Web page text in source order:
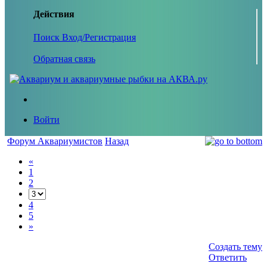
Действия
Поиск Вход/Регистрация
Обратная связь
Войти
Форум Аквариумистов Назад
«
1
2
4
5
»
Создать тему
Ответить